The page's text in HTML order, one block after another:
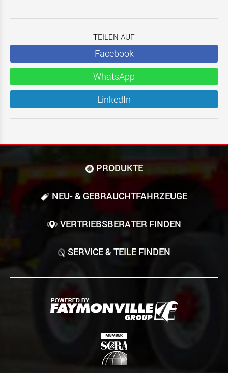
TEILEN AUF
Facebook
WhatsApp
LinkedIn
PRODUKTE
NEU- & GEBRAUCHT­FAHRZEUGE
VERTRIEBSBERATER FINDEN
SERVICE & TEILE FINDEN